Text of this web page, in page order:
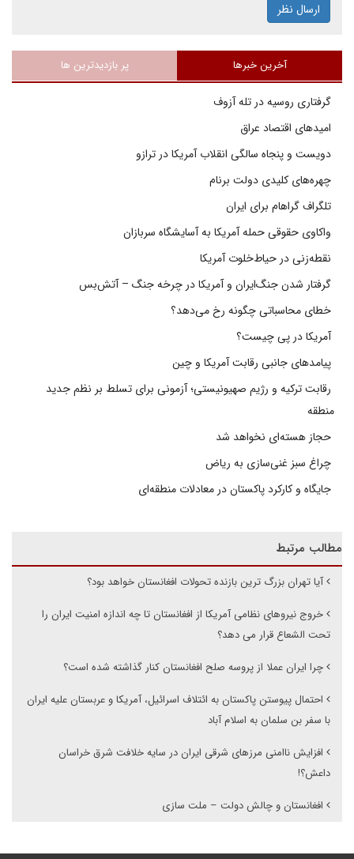
ارسال نظر
آخرین خبرها پر بازدیدترین ها
گرفتاری روسیه در تله آزوف
امیدهای اقتصاد عراق
دویست و پنجاه سالگی انقلاب آمریکا در ترازو
چهره‌های کلیدی دولت برنام
تلگراف گراهام برای ایران
واکاوی حقوقی حمله آمریکا به آسایشگاه سربازان
نقطه‌زنی در حیاط‌خلوت آمریکا
گرفتار شدن جنگ‌ایران و آمریکا در چرخه جنگ – آتش‌بس
خطای محاسباتی چگونه رخ می‌دهد؟
آمریکا در پی چیست؟
پیامدهای جانبی رقابت آمریکا و چین
رقابت ترکیه و رژیم صهیونیستی؛ آزمونی برای تسلط بر نظم جدید
منطقه
حجاز هسته‌ای نخواهد شد
چراغ سبز غنی‌سازی به ریاض
جایگاه و کارکرد پاکستان در معادلات منطقه‌ای
مطالب مرتبط
آیا تهران بزرگ ترین بازنده تحولات افغانستان خواهد بود؟
خروج نیروهای نظامی آمریکا از افغانستان تا چه اندازه امنیت ایران را
تحت الشعاع قرار می دهد؟
چرا ایران عملا از پروسه صلح افغانستان کنار گذاشته شده است؟
احتمال پیوستن پاکستان به ائتلاف اسرائیل، آمریکا و عربستان علیه ایران
با سفر بن سلمان به اسلام آباد
افزایش ناامنی مرزهای شرقی ایران در سایه خلافت شرق خراسان
داعش؟!
افغانستان و چالش دولت – ملت سازی